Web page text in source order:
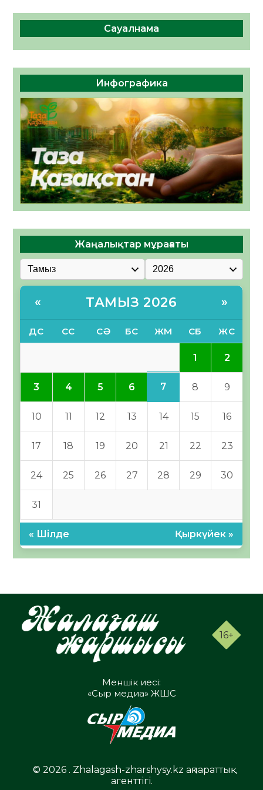
Сауалнама
Инфографика
Жаңалықтар мұрағаты
« ТАМЫЗ 2026 »
ДС СС СӘ БС ЖМ СБ ЖС
1 2
3 4 5 6 7 8 9
10 11 12 13 14 15 16
17 18 19 20 21 22 23
24 25 26 27 28 29 30
31
« Шілде Қыркүйек »
16+
Меншік иесі:
«Сыр медиа» ЖШС
© 2026 . Zhalagash-zharshysy.kz ақпараттық
агенттігі.